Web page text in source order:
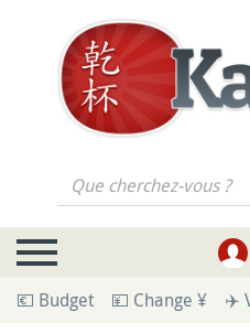
Que cherchez-vous ?
💶 Budget 💴 Change ¥ ✈️